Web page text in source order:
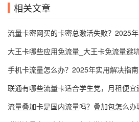
相关文章
手机卡流量怎么办？2025年实用解决指南